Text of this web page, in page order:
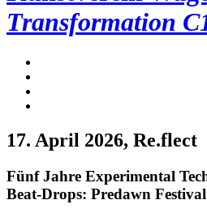
Transformation
17. April 2026, Re.flect
Fünf Jahre Experimental
Beat-Drops: Predawn